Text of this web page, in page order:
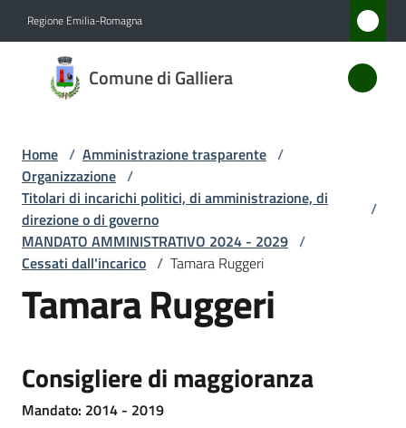
Regione Emilia-Romagna
Comune di Galliera
Comune
di
Amministrazione
Menu selezionato
Novità
Servizi
Galliera
Home / Amministrazione trasparente /
Organizzazione /
Titolari di incarichi politici, di amministrazione, di
direzione o di governo
/
MANDATO AMMINISTRATIVO 2024 - 2029 /
Cessati dall'incarico / Tamara Ruggeri
Tamara Ruggeri
Consigliere di maggioranza
Mandato: 2014 - 2019